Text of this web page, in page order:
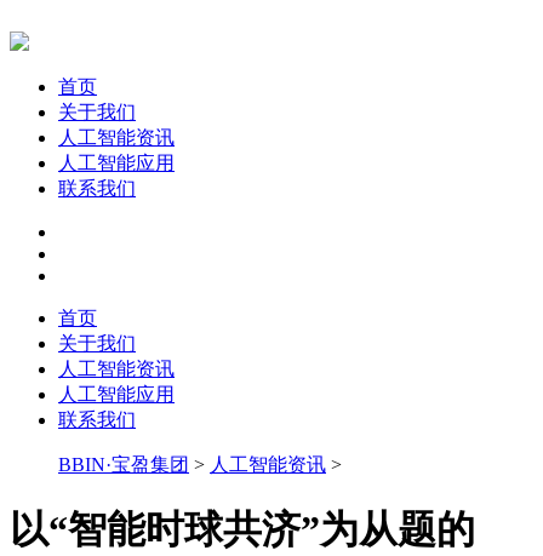
首页
关于我们
人工智能资讯
人工智能应用
联系我们
首页
关于我们
人工智能资讯
人工智能应用
联系我们
BBIN·宝盈集团 > 人工智能资讯 >
以“智能时球共济”为从题的